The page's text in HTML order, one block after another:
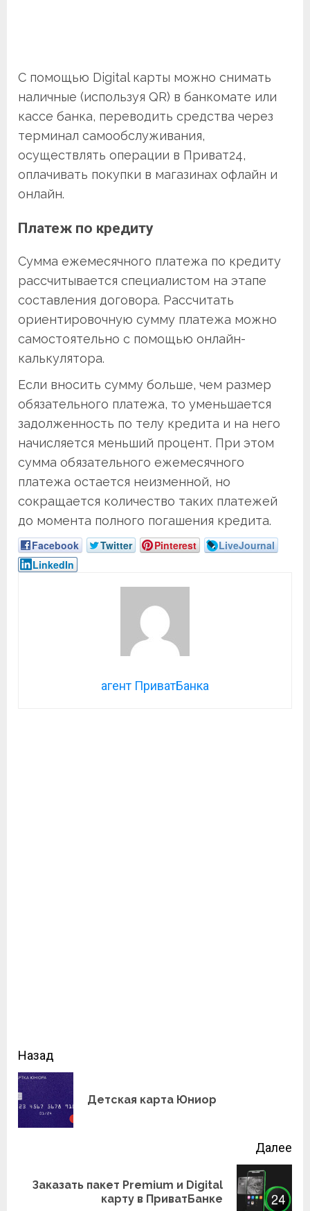
С помощью Digital карты можно снимать
наличные (используя QR) в банкомате или
кассе банка, переводить средства через
терминал самообслуживания,
осуществлять операции в Приват24,
оплачивать покупки в магазинах офлайн и
онлайн.
Платеж по кредиту
Сумма ежемесячного платежа по кредиту
рассчитывается специалистом на этапе
составления договора. Рассчитать
ориентировочную сумму платежа можно
самостоятельно с помощью онлайн-
калькулятора.
Если вносить сумму больше, чем размер
обязательного платежа, то уменьшается
задолженность по телу кредита и на него
начисляется меньший процент. При этом
сумма обязательного ежемесячного
платежа остается неизменной, но
сокращается количество таких платежей
до момента полного погашения кредита.
Facebook Twitter Pinterest
LiveJournal
LinkedIn
агент ПриватБанка
Продолжить
чтение
Назад
Детская карта Юниор
Далее
Следующая
Заказать пакет Premium и Digital
карту в ПриватБанке